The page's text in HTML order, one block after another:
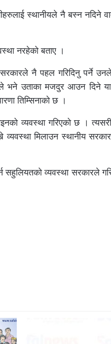
स्थानीयले नै बस्न नदिने
नरहेको बताए ।
नै पहल गरिदिनु पर्ने
भने उताका मजदुर आउन दिने या
तिम्सिनाको छ ।
व्यवस्था गरिएको छ ।
मिलाउन स्थानीय
व्यवस्था सरकारले